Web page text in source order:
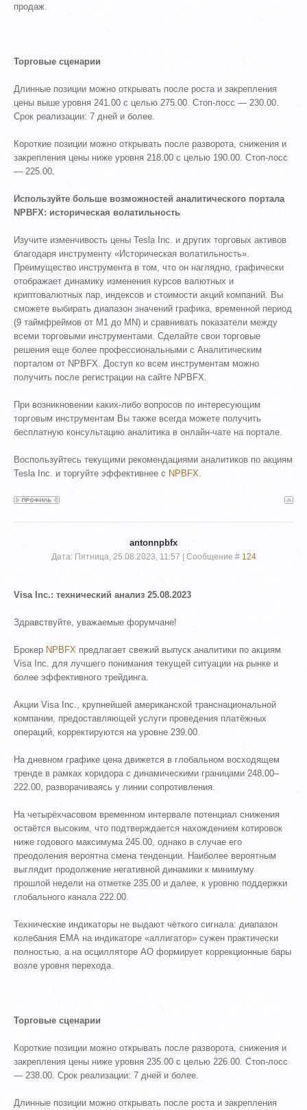
продаж.
Торговые сценарии
Длинные позиции можно открывать после роста и закрепления
цены выше уровня 241.00 с целью 275.00. Стоп-лосс — 230.00.
Срок реализации: 7 дней и более.
Короткие позиции можно открывать после разворота, снижения и
закрепления цены ниже уровня 218.00 с целью 190.00. Стоп-лосс
— 225.00.
Используйте больше возможностей аналитического портала
NPBFX: историческая волатильность
Изучите изменчивость цены Tesla Inc. и других торговых активов
благодаря инструменту «Историческая волатильность».
Преимущество инструмента в том, что он наглядно, графически
отображает динамику изменения курсов валютных и
криптовалютных пар, индексов и стоимости акций компаний. Вы
сможете выбирать диапазон значений графика, временной период
(9 таймфреймов от М1 до MN) и сравнивать показатели между
всеми торговыми инструментами. Сделайте свои торговые
решения еще более профессиональными с Аналитическим
порталом от NPBFX. Доступ ко всем инструментам можно
получить после регистрации на сайте NPBFX.
При возникновении каких-либо вопросов по интересующим
торговым инструментам Вы также всегда можете получить
бесплатную консультацию аналитика в онлайн-чате на портале.
Воспользуйтесь текущими рекомендациями аналитиков по акциям
Tesla Inc. и торгуйте эффективнее с NPBFX.
antonnpbfx
Дата: Пятница, 25.08.2023, 11:57 | Сообщение # 124
Visa Inc.: технический анализ 25.08.2023
Здравствуйте, уважаемые форумчане!
Брокер NPBFX предлагает свежий выпуск аналитики по акциям
Visa Inc. для лучшего понимания текущей ситуации на рынке и
более эффективного трейдинга.
Акции Visa Inc., крупнейшей американской транснациональной
компании, предоставляющей услуги проведения платёжных
операций, корректируются на уровне 239.00.
На дневном графике цена движется в глобальном восходящем
тренде в рамках коридора с динамическими границами 248.00–
222.00, разворачиваясь у линии сопротивления.
На четырёхчасовом временном интервале потенциал снижения
остаётся высоким, что подтверждается нахождением котировок
ниже годового максимума 245.00, однако в случае его
преодоления вероятна смена тенденции. Наиболее вероятным
выглядит продолжение негативной динамики к минимуму
прошлой недели на отметке 235.00 и далее, к уровню поддержки
глобального канала 222.00.
Технические индикаторы не выдают чёткого сигнала: диапазон
колебания ЕМА на индикаторе «аллигатор» сужен практически
полностью, а на осцилляторе АО формирует коррекционные бары
возле уровня перехода.
Торговые сценарии
Короткие позиции можно открывать после разворота, снижения и
закрепления цены ниже уровня 235.00 с целью 226.00. Стоп-лосс
— 238.00. Срок реализации: 7 дней и более.
Длинные позиции можно открывать после роста и закрепления